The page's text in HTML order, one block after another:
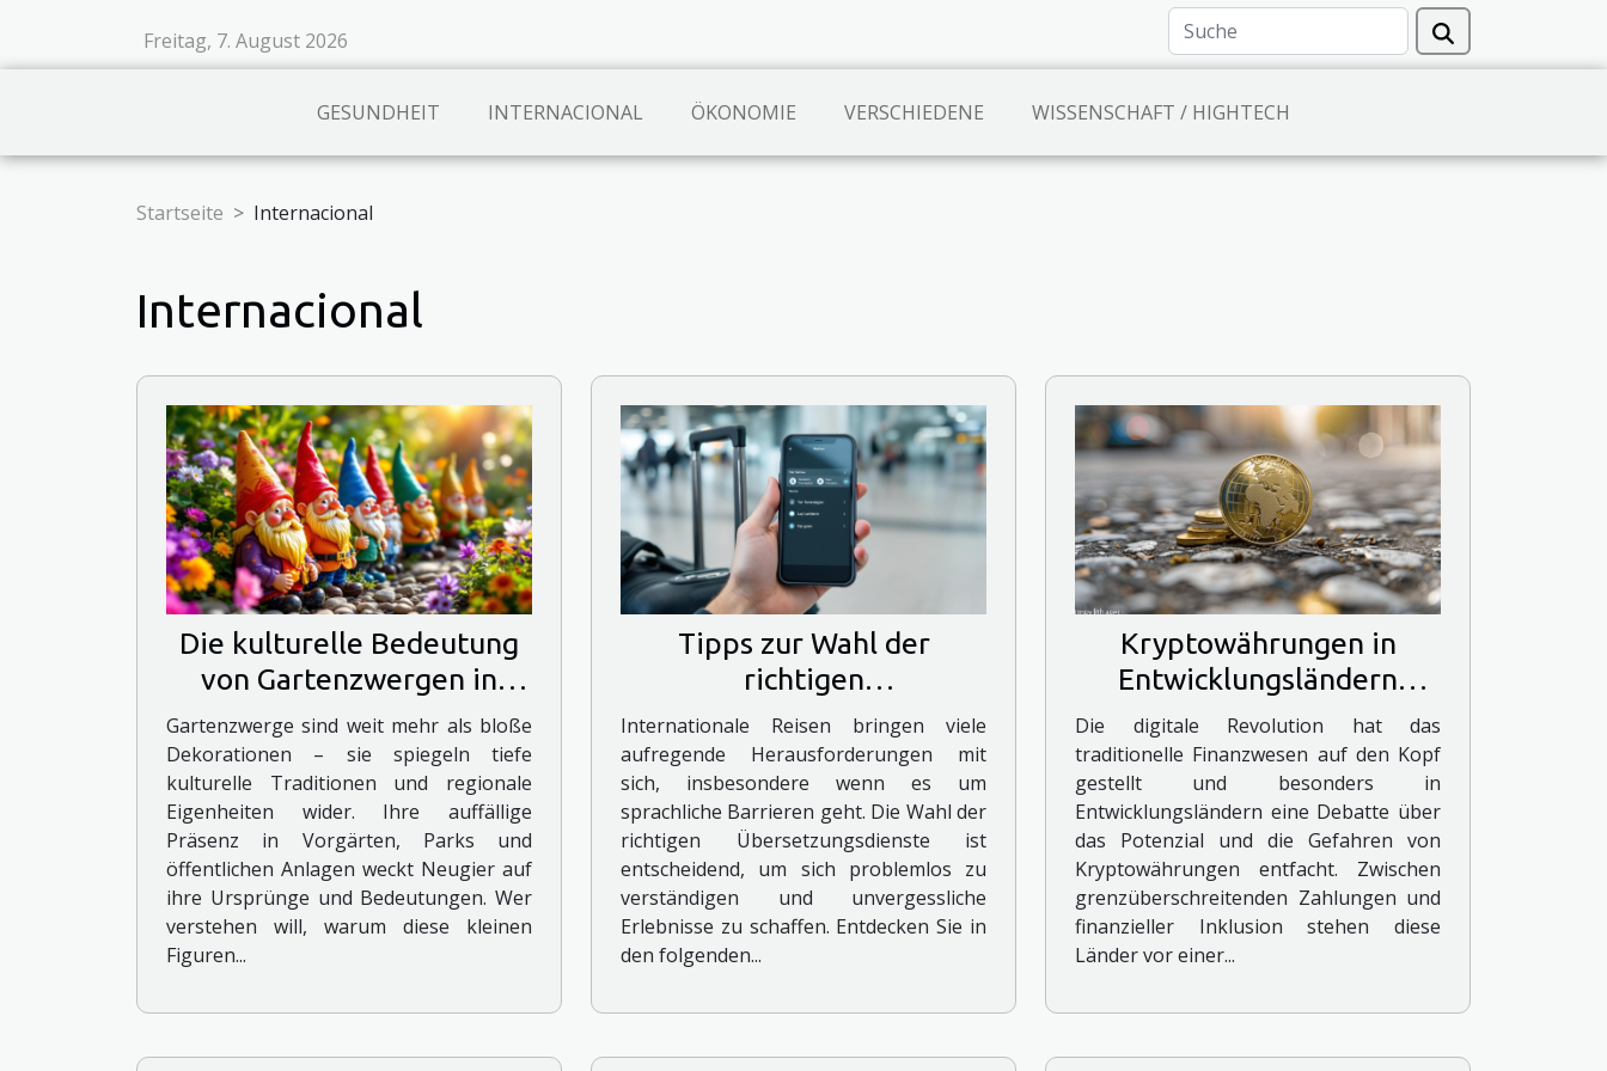
Freitag, 7. August 2026
GESUNDHEIT INTERNACIONAL ÖKONOMIE VERSCHIEDENE WISSENSCHAFT / HIGHTECH
Startseite Internacional
Internacional
Die kulturelle Bedeutung
von Gartenzwergen in
verschiedenen Ländern
Gartenzwerge sind weit mehr als bloße
Dekorationen – sie spiegeln tiefe
kulturelle Traditionen und regionale
Eigenheiten wider. Ihre auffällige
Präsenz in Vorgärten, Parks und
öffentlichen Anlagen weckt Neugier auf
ihre Ursprünge und Bedeutungen. Wer
verstehen will, warum diese kleinen
Figuren...
Tipps zur Wahl der
richtigen
Übersetzungsdienste für
internationale Reisen
Internationale Reisen bringen viele
aufregende Herausforderungen mit
sich, insbesondere wenn es um
sprachliche Barrieren geht. Die Wahl der
richtigen Übersetzungsdienste ist
entscheidend, um sich problemlos zu
verständigen und unvergessliche
Erlebnisse zu schaffen. Entdecken Sie in
den folgenden...
Kryptowährungen in
Entwicklungsländern
Chance oder Risiko
Die digitale Revolution hat das
traditionelle Finanzwesen auf den Kopf
gestellt und besonders in
Entwicklungsländern eine Debatte über
das Potenzial und die Gefahren von
Kryptowährungen entfacht. Zwischen
grenzüberschreitenden Zahlungen und
finanzieller Inklusion stehen diese
Länder vor einer...